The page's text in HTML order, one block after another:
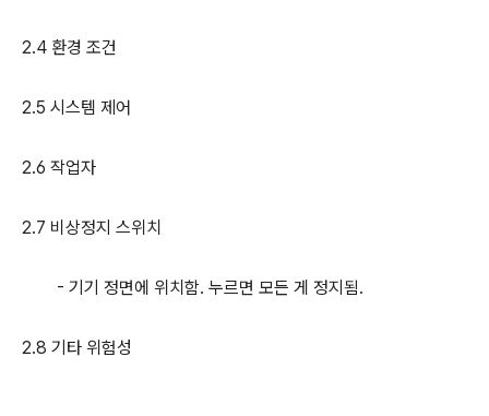
2.4 환경 조건
2.5 시스템 제어
2.6 작업자
2.7 비상정지 스위치
- 기기 정면에 위치함. 누르면 모든 게 정지됨.
2.8 기타 위험성